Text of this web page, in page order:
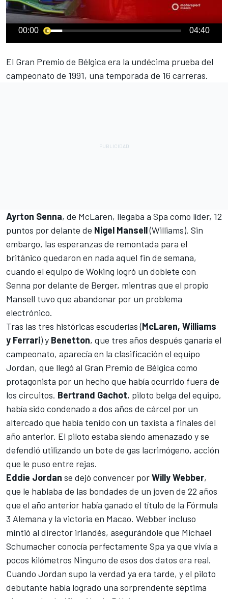
00:00 04:40
El Gran Premio de Bélgica era la undécima prueba del
campeonato de 1991, una temporada de 16 carreras.
Ayrton Senna, de McLaren, llegaba a Spa como líder, 12
puntos por delante de Nigel Mansell(Williams). Sin
embargo, las esperanzas de remontada para el
británico quedaron en nada aquel fin de semana,
cuando el equipo de Woking logró un doblete con
Senna por delante de Berger, mientras que el propio
Mansell tuvo que abandonar por un problema
electrónico.
Tras las tres históricas escuderías (McLaren, Williams
y Ferrari) y Benetton, que tres años después ganaría el
campeonato, aparecía en la clasificación el equipo
Jordan, que llegó al Gran Premio de Bélgica como
protagonista por un hecho que había ocurrido fuera de
los circuitos. Bertrand Gachot, piloto belga del equipo,
había sido condenado a dos años de cárcel por un
altercado que había tenido con un taxista a finales del
año anterior. El piloto estaba siendo amenazado y se
defendió utilizando un bote de gas lacrimógeno, acción
que le puso entre rejas.
Eddie Jordan se dejó convencer porWilly Webber,
que le hablaba de las bondades de un joven de 22 años
que el año anterior había ganado el título de la Fórmula
3 Alemana y la victoria en Macao. Webber incluso
mintió al director irlandés, asegurándole que Michael
Schumacher conocía perfectamente Spa ya que vivía a
pocos kilómetros Ninguno de esos dos datos era real.
Cuando Jordan supo la verdad ya era tarde, y el piloto
debutante había logrado una sorprendente séptima